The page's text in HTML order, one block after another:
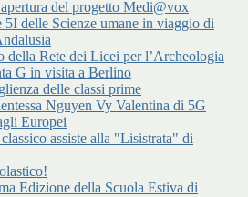
del progetto Medi@vox
5I delle Scienze umane in viaggio di
della Rete dei Licei per l’Archeologia
G in visita a Berlino
delle classi prime
Nguyen Vy Valentina di 5G
Europei
assiste alla "Lisistrata" di
Edizione della Scuola Estiva di